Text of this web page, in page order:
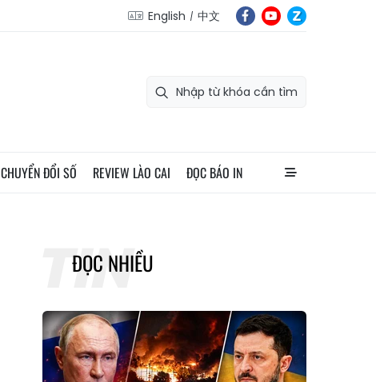
English 中文
CHUYỂN ĐỔI SỐ REVIEW LÀO CAI ĐỌC BÁO IN
ĐỌC NHIỀU